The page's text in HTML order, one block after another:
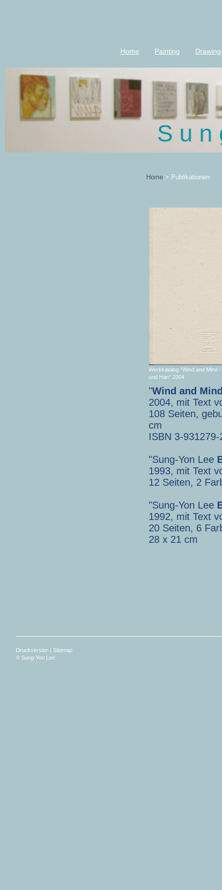
Home Painting Drawing
S u n
Home > Publikationen
Werkkatalog "Wind and Mind
und Han" 2004
"Wind and
2004, mit Text
108 Seiten,
cm
ISBN 3-931279-
"Sung-Yon Lee
1993, mit Text
12 Seiten, 2
"Sung-Yon Lee
1992, mit Text
20 Seiten, 6
28 x 21 cm
Druckversion | Sitemap
© Sung-Yon Lee